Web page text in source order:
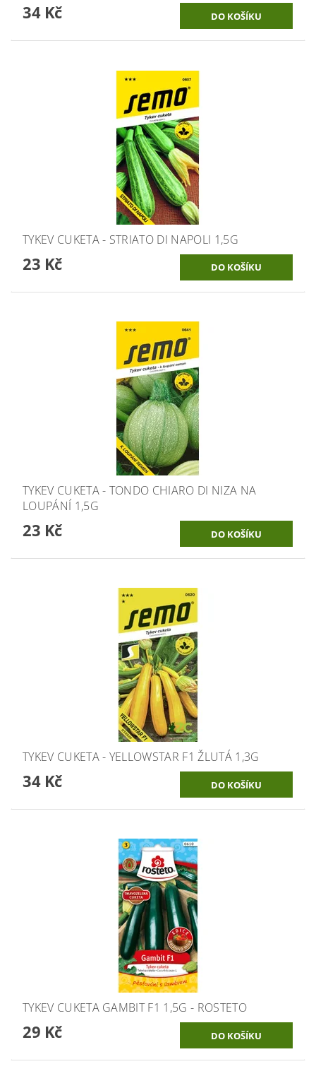
34 Kč
TYKEV CUKETA - STRIATO DI NAPOLI 1,5G
23 Kč
TYKEV CUKETA - TONDO CHIARO DI NIZA NA
LOUPÁNÍ 1,5G
23 Kč
TYKEV CUKETA - YELLOWSTAR F1 ŽLUTÁ 1,3G
34 Kč
TYKEV CUKETA GAMBIT F1 1,5G - ROSTETO
29 Kč